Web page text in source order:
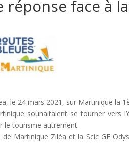
face à
le 24 mars 2021, sur Martinique la
souhaitaient se tourner vers
le tourisme autrement.
Martinique Ziléa et la Scic GE